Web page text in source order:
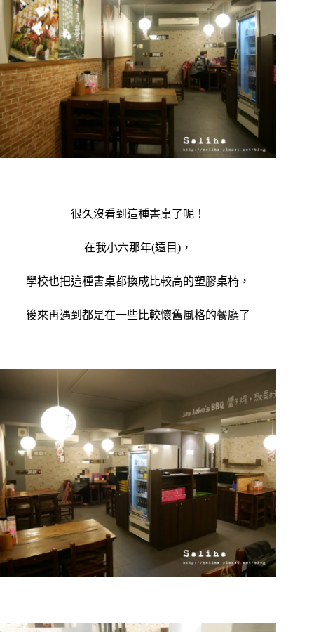
很久沒看到這種書桌了呢！
在我小六那年(遠目)，
學校也把這種書桌都換成比較高的塑膠桌椅，
後來再遇到都是在一些比較懷舊風格的餐廳了